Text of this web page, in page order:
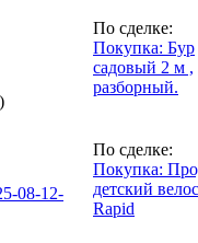
По сделке:
Покупка: Бур
садовый 2 м ,
разборный.
08-12-
По сделке:
Покупка:
детский
Rapid